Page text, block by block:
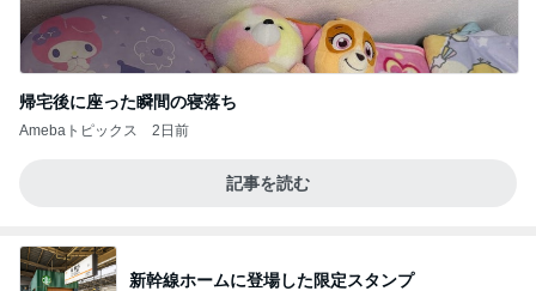
帰宅後に座った瞬間の寝落ち
Amebaトピックス 2日前
記事を読む
新幹線ホームに登場した限定スタンプ